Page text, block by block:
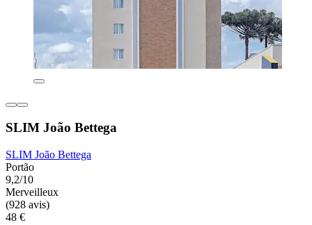
SLIM João Bettega
SLIM João Bettega
Portão
9,2/10
Merveilleux
(928 avis)
48 €